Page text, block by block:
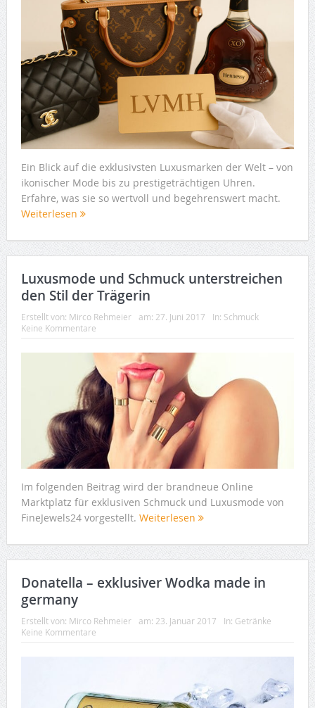
Ein Blick auf die exklusivsten Luxusmarken der Welt – von
ikonischer Mode bis zu prestigeträchtigen Uhren.
Erfahre, was sie so wertvoll und begehrenswert macht.
Weiterlesen
Luxusmode und Schmuck unterstreichen
den Stil der Trägerin
Erstellt von: Mirco Rehmeier am: 27. Juni 2017 In: Schmuck
Keine Kommentare
Im folgenden Beitrag wird der brandneue Online
Marktplatz für exklusiven Schmuck und Luxusmode von
FineJewels24 vorgestellt. Weiterlesen
Donatella – exklusiver Wodka made in
germany
Erstellt von: Mirco Rehmeier am: 23. Januar 2017 In: Getränke
Keine Kommentare